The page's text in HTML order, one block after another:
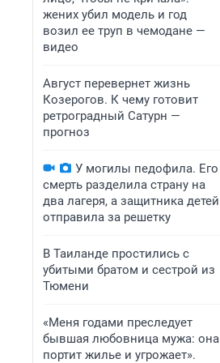
жених убил модель и год
возил ее труп в чемодане —
видео
Август перевернет жизнь
Козерогов. К чему готовит
ретроградный Сатурн —
прогноз
У могилы педофила. Его
смерть разделила страну на
два лагеря, а защитника детей
отправила за решетку
В Таиланде простились с
убитыми братом и сестрой из
Тюмени
«Меня годами преследует
бывшая любовница мужа: она
портит жилье и угрожает».